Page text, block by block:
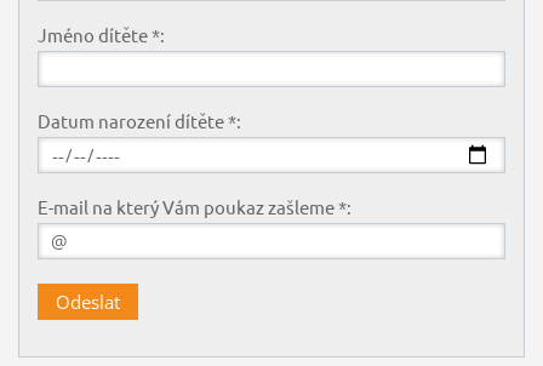
Jméno dítěte *:
Datum narození dítěte *:
E-mail na který Vám poukaz zašleme *: